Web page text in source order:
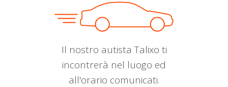
Il nostro autista Talixo ti
incontrerà nel luogo ed
all'orario comunicati.